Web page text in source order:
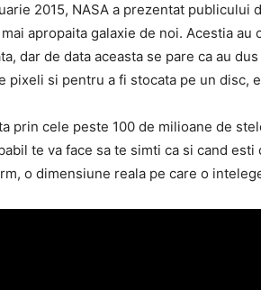
2015, NASA a prezentat publicului
apropaita galaxie de noi. Acestia
dar de data aceasta se pare ca au
pixeli si pentru a fi stocata pe un disc,
prin cele peste 100 de milioane de
te va face sa te simti ca si cand
o dimensiune reala pe care o